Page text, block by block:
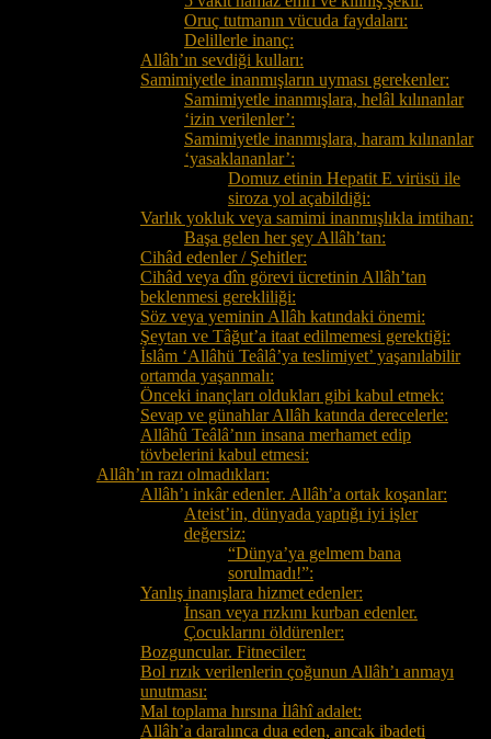
Oruç tutmanın vücuda faydaları:
Delillerle inanç:
Allâh’ın sevdiği kulları:
Samimiyetle inanmışların uyması gerekenler:
Samimiyetle inanmışlara, helâl kılınanlar
‘izin verilenler’:
Samimiyetle inanmışlara, haram kılınanlar
‘yasaklananlar’:
Domuz etinin Hepatit E virüsü ile
siroza yol açabildiği:
Varlık yokluk veya samimi inanmışlıkla imtihan:
Başa gelen her şey Allâh’tan:
Cihâd edenler / Şehitler:
Cihâd veya dîn görevi ücretinin Allâh’tan
beklenmesi gerekliliği:
Söz veya yeminin Allâh katındaki önemi:
Şeytan ve Tâğut’a itaat edilmemesi gerektiği:
İslâm ‘Allâhü Teâlâ’ya teslimiyet’ yaşanılabilir
ortamda yaşanmalı:
Önceki inançları oldukları gibi kabul etmek:
Sevap ve günahlar Allâh katında derecelerle:
Allâhû Teâlâ’nın insana merhamet edip
tövbelerini kabul etmesi:
Allâh’ın razı olmadıkları:
Allâh’ı inkâr edenler. Allâh’a ortak koşanlar:
Ateist’in, dünyada yaptığı iyi işler
değersiz:
“Dünya’ya gelmem bana
sorulmadı!”:
Yanlış inanışlara hizmet edenler:
İnsan veya rızkını kurban edenler.
Çocuklarını öldürenler:
Bozguncular. Fitneciler:
Bol rızık verilenlerin çoğunun Allâh’ı anmayı
unutması:
Mal toplama hırsına İlâhî adalet:
Allâh’a daralınca dua eden, ancak ibadeti